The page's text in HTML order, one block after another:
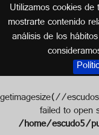
Utilizamos cookies
mostrarte contenido
análisis de los
Escudo
getimagesize(//
failed to open
/home/escudo5/